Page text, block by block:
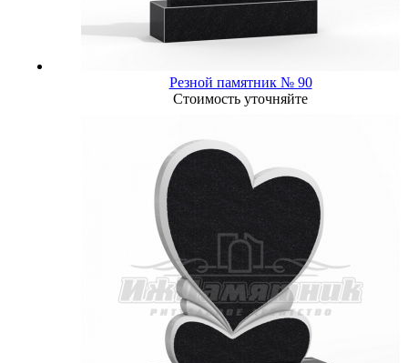
Резной памятник № 90
Стоимость уточняйте